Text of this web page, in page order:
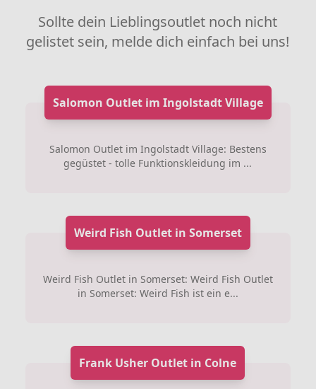
Sollte dein Lieblingsoutlet noch nicht
gelistet sein, melde dich einfach bei uns!
Salomon Outlet im Ingolstadt Village
Salomon Outlet im Ingolstadt Village: Bestens
gegüstet - tolle Funktionskleidung im ...
Weird Fish Outlet in Somerset
Weird Fish Outlet in Somerset: Weird Fish Outlet
in Somerset: Weird Fish ist ein e...
Frank Usher Outlet in Colne